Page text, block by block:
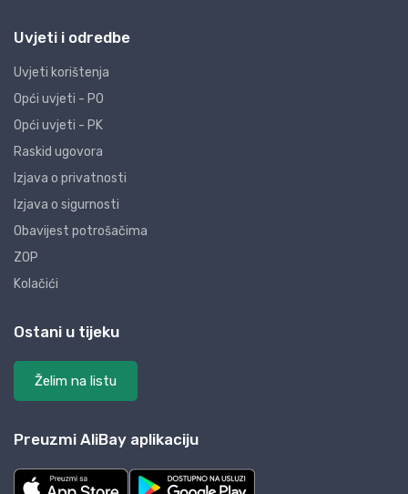
Uvjeti i odredbe
Uvjeti korištenja
Opći uvjeti - PO
Opći uvjeti - PK
Raskid ugovora
Izjava o privatnosti
Izjava o sigurnosti
Obavijest potrošačima
ZOP
Kolačići
Ostani u tijeku
Želim na listu
Preuzmi AliBay aplikaciju